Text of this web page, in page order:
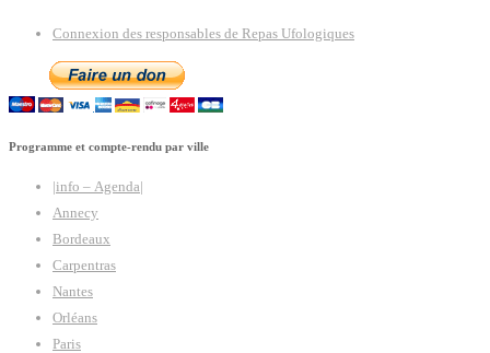
Connexion des responsables de Repas Ufologiques
Programme et compte-rendu par ville
|info – Agenda|
Annecy
Bordeaux
Carpentras
Nantes
Orléans
Paris